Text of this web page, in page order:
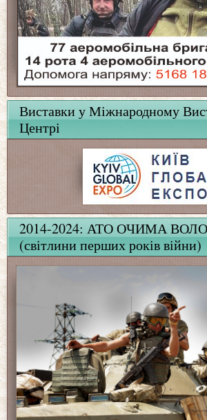
Виставки у Міжнародному
Центрі
2014-2024: АТО ОЧИМА
(світлини перших років війни)